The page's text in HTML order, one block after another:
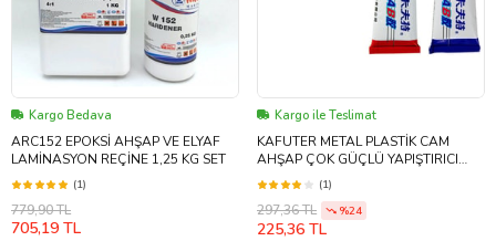
Kargo Bedava
ARC152 EPOKSİ AHŞAP VE ELYAF
LAMİNASYON REÇİNE 1,25 KG SET
(1)
779,90 TL
705,19 TL
Kargo ile Teslimat
KAFUTER METAL PLASTİK CAM
AHŞAP ÇOK GÜÇLÜ YAPIŞTIRICI
8X2 16 GR KASA TAMİR
(1)
297,36 TL %24
225,36 TL